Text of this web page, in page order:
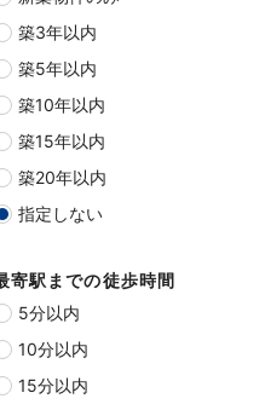
築3年以内
築5年以内
築10年以内
築15年以内
築20年以内
指定しない
寄駅までの徒歩時間
5分以内
10分以内
15分以内